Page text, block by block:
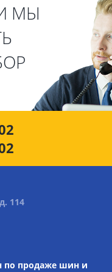
МЫ
114
по продаже шин и